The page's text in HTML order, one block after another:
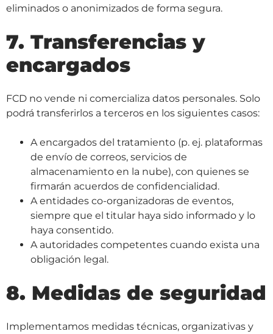
eliminados o anonimizados de forma segura.
7. Transferencias y
encargados
FCD no vende ni comercializa datos personales. Solo
podrá transferirlos a terceros en los siguientes casos:
A encargados del tratamiento (p. ej. plataformas
de envío de correos, servicios de
almacenamiento en la nube), con quienes se
firmarán acuerdos de confidencialidad.
A entidades co-organizadoras de eventos,
siempre que el titular haya sido informado y lo
haya consentido.
A autoridades competentes cuando exista una
obligación legal.
8. Medidas de seguridad
Implementamos medidas técnicas, organizativas y